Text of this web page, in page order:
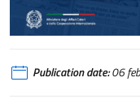
Publication date:06